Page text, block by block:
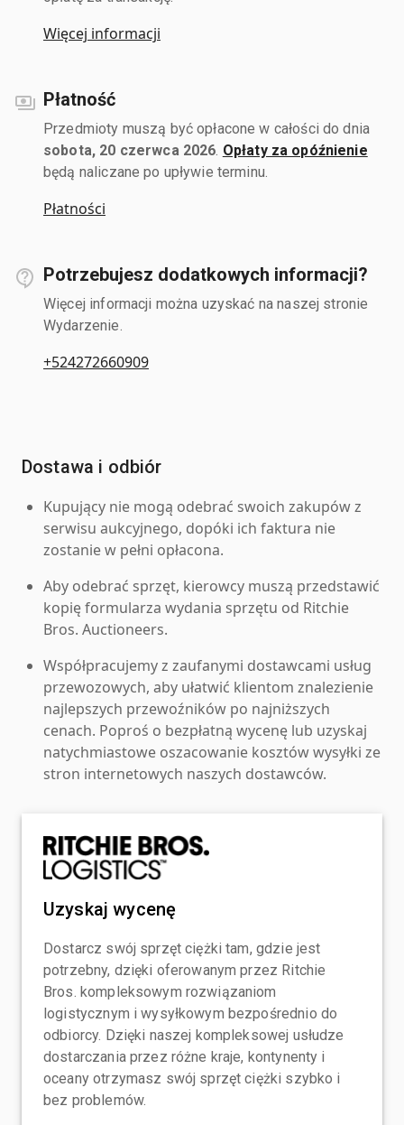
Więcej informacji
Płatność
Przedmioty muszą być opłacone w całości do dnia
sobota, 20 czerwca 2026 Opłaty za opóźnienie
będą naliczane po upływie terminu.
Płatności
Potrzebujesz dodatkowych informacji?
Więcej informacji można uzyskać na naszej stronie
Wydarzenie.
+524272660909
Dostawa i odbiór
Kupujący nie mogą odebrać swoich zakupów z
serwisu aukcyjnego, dopóki ich faktura nie
zostanie w pełni opłacona.
Aby odebrać sprzęt, kierowcy muszą przedstawić
kopię formularza wydania sprzętu od Ritchie
Bros. Auctioneers.
Współpracujemy z zaufanymi dostawcami usług
przewozowych, aby ułatwić klientom znalezienie
najlepszych przewoźników po najniższych
cenach. Poproś o bezpłatną wycenę lub uzyskaj
natychmiastowe oszacowanie kosztów wysyłki ze
stron internetowych naszych dostawców.
Uzyskaj wycenę
Dostarcz swój sprzęt ciężki tam, gdzie jest
potrzebny, dzięki oferowanym przez Ritchie
Bros. kompleksowym rozwiązaniom
logistycznym i wysyłkowym bezpośrednio do
odbiorcy. Dzięki naszej kompleksowej usłudze
dostarczania przez różne kraje, kontynenty i
oceany otrzymasz swój sprzęt ciężki szybko i
bez problemów.